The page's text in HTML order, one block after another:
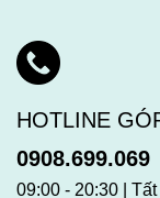
HOTLINE
0908.699.069
09:00 - 20:30 |